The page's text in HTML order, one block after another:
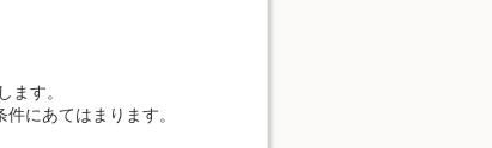
ます。
にあてはまります。